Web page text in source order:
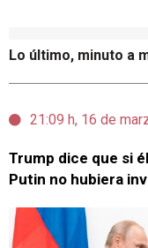
Lo último, minuto a
21:09 h, 16 de
Trump dice que si
Putin no hubiera